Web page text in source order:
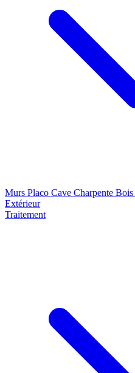
Murs Placo Cave Charpente Bois
Extérieur
Traitement